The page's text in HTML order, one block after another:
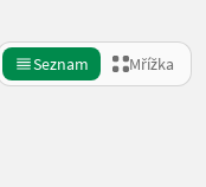
Seznam Mřížka